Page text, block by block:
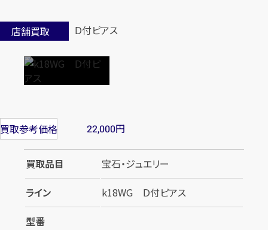
店舗買取
買取参考価格 22,000円
買取品目
宝石・ジュエリー
ライン
k18WG Ｄ付ピアス
型番